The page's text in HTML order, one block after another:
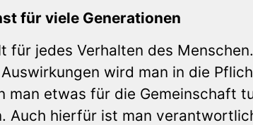
für viele Generationen
für jedes Verhalten des
wird man in die
man etwas für die Gemeinschaft
Auch hierfür ist man